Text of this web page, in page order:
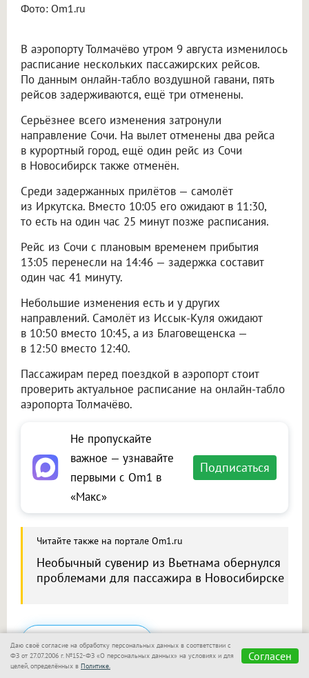
Фото: Om1.ru
В аэропорту Толмачёво утром 9 августа изменилось
расписание нескольких пассажирских рейсов.
По данным онлайн-табло воздушной гавани, пять
рейсов задерживаются, ещё три отменены.
Серьёзнее всего изменения затронули
направление Сочи. На вылет отменены два рейса
в курортный город, ещё один рейс из Сочи
в Новосибирск также отменён.
Среди задержанных прилётов — самолёт
из Иркутска. Вместо 10:05 его ожидают в 11:30,
то есть на один час 25 минут позже расписания.
Рейс из Сочи с плановым временем прибытия
13:05 перенесли на 14:46 — задержка составит
один час 41 минуту.
Небольшие изменения есть и у других
направлений. Самолёт из Иссык-Куля ожидают
в 10:50 вместо 10:45, а из Благовещенска —
в 12:50 вместо 12:40.
Пассажирам перед поездкой в аэропорт стоит
проверить актуальное расписание на онлайн-табло
аэропорта Толмачёво.
Не пропускайте
важное — узнавайте
первыми с Om1 в
«Макс»
Подписаться
Читайте также на портале Om1.ru
Необычный сувенир из Вьетнама обернулся
проблемами для пассажира в Новосибирске
Сообщить новость
Размещение рекламы
Даю своё согласие на обработку персональных данных в соответствии с
ФЗ от 27.07.2006 г. №152-ФЗ «О персональных данных» на условиях и для
целей, определённых в Политике.
Согласен